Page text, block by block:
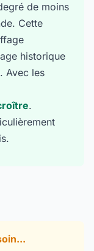
de moins
Cette
historique
Avec les
.